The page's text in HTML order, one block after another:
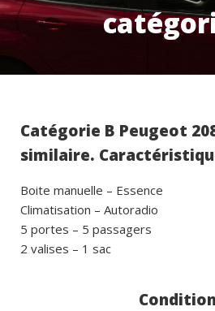
Catégorie B Peugeot
similaire.
Boite manuelle – Essence
Climatisation – Autoradio
5 portes – 5 passagers
2 valises – 1 sac